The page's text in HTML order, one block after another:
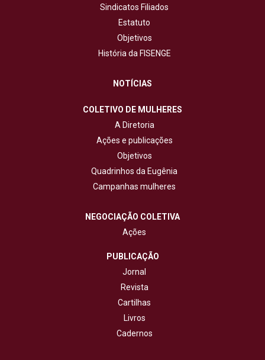
Sindicatos Filiados
Estatuto
Objetivos
História da FISENGE
NOTÍCIAS
COLETIVO DE MULHERES
A Diretoria
Ações e publicações
Objetivos
Quadrinhos da Eugênia
Campanhas mulheres
NEGOCIAÇÃO COLETIVA
Ações
PUBLICAÇÃO
Jornal
Revista
Cartilhas
Livros
Cadernos